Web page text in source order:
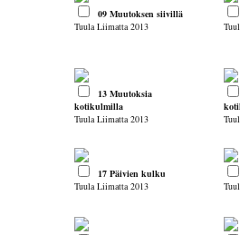
09 Muutoksen siivillä
Tuula Liimatta 2013
13 Muutoksia
kotikulmilla
Tuula Liimatta 2013
17 Päivien kulku
Tuula Liimatta 2013